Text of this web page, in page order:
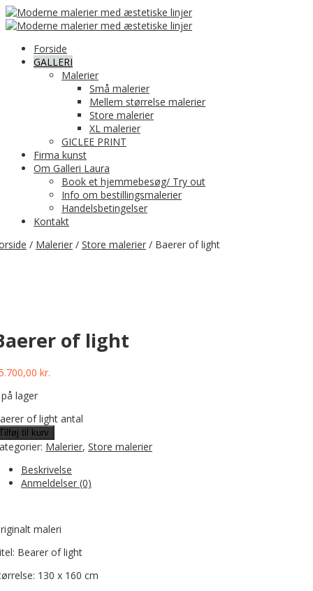
Forside
GALLERI
Malerier
Små malerier
Mellem størrelse malerier
Store malerier
XL malerier
GICLEE PRINT
Firma kunst
Om Galleri Laura
Book et hjemmebesøg/ Try out
Info om bestillingsmalerier
Handelsbetingelser
Kontakt
/ Malerier / Store malerier / Baerer of light
of light
kr.
lager
of light antal
til kurv
Malerier, Store malerier
Beskrivelse
Anmeldelser (0)
maleri
Bearer of light
130 x 160 cm